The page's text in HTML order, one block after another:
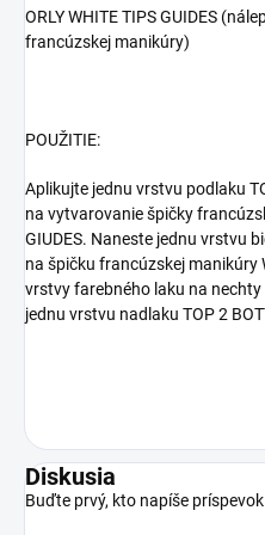
ORLY WHITE TIPS GUIDES
francúzskej manikúry)
POUŽITIE:
Aplikujte jednu vrstvu podlaku
na vytvarovanie špičky
GIUDES. Naneste jednu vrstvu
na špičku francúzskej manikúry
vrstvy farebného laku na nechty
jednu vrstvu nadlaku TOP 2
Diskusia
Buďte prvý, kto napíše